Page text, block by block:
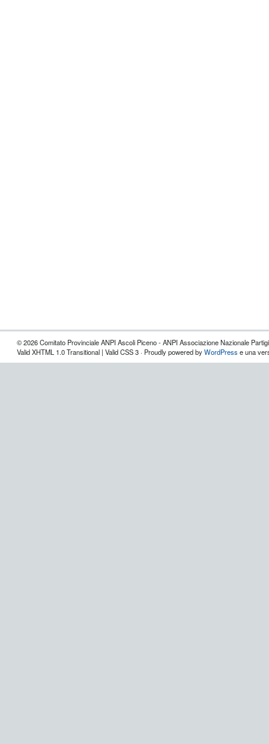
© 2026 Comitato Provinciale ANPI Ascoli Piceno - ANPI Associazione Nazionale
Valid XHTML 1.0 Transitional | Valid CSS 3 · Proudly powered byWordPress e una